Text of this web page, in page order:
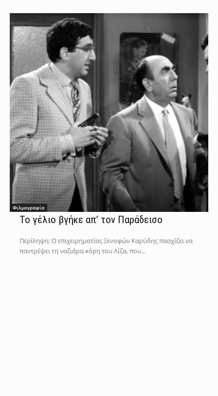
Φιλμογραφία
Το γέλιο βγήκε απ’ τον Παράδεισο
Περίληψη: Ο επιχειρηματίας Ξενοφών Καρύδης πασχίζει να
παντρέψει τη ναζιάρα κόρη του Λίζα, που...